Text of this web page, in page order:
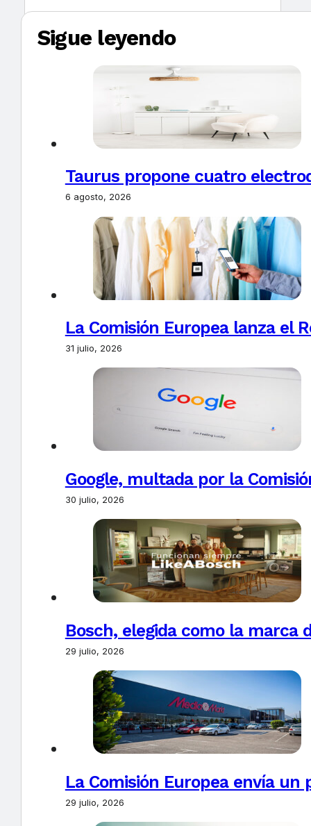
Sigue leyendo
Taurus propone cuatro
6 agosto, 2026
La Comisión Europea lanza el
31 julio, 2026
Google, multada por la
30 julio, 2026
Bosch, elegida como la marca
29 julio, 2026
La Comisión Europea envía un
29 julio, 2026